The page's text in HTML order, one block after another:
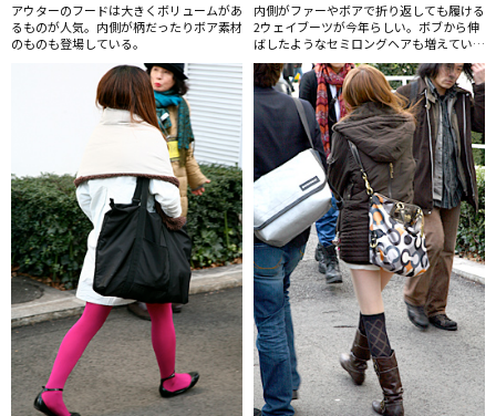
アウターのフードは大きくボリュームがあ
るものが人気。内側が柄だったりボア素材
のものも登場している。
内側がファーやボアで折り返しても履ける
2ウェイブーツが今年らしい。ボブから伸
ばしたようなセミロングヘアも増えてい
る。